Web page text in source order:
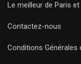
Le meilleur de Paris
Contactez-nous
Conditions Générales